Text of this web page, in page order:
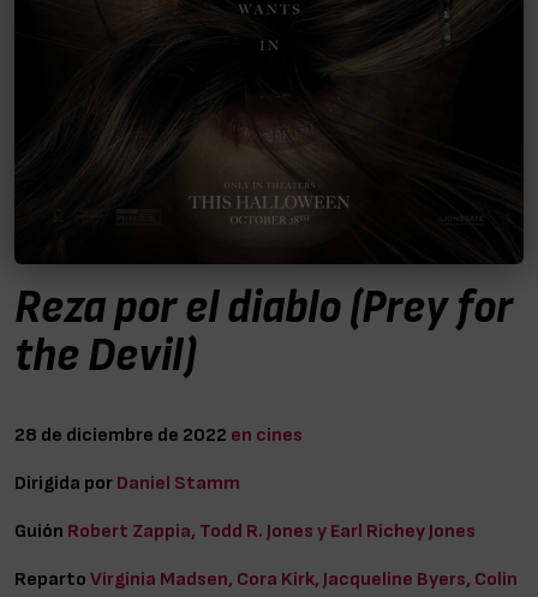
Reza por el diablo (Prey for
the Devil)
28 de diciembre de 2022 en cines
Dirigida por Daniel Stamm
Guión Robert Zappia, Todd R. Jones y Earl Richey Jones
Reparto Virginia Madsen, Cora Kirk, Jacqueline Byers, Colin